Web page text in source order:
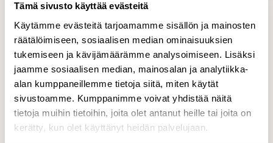
Tämä sivusto käyttää evästeitä
Käytämme evästeitä tarjoamamme sisällön ja mainosten
räätälöimiseen, sosiaalisen median ominaisuuksien
tukemiseen ja kävijämäärämme analysoimiseen. Lisäksi
jaamme sosiaalisen median, mainosalan ja analytiikka-
alan kumppaneillemme tietoja siitä, miten käytät
sivustoamme. Kumppanimme voivat yhdistää näitä
tietoja muihin tietoihin, joita olet antanut heille tai joita on
kerätty, kun olet käyttänyt heidän palvelujaan.
Koski ja pakkanen
yhteistyössä!
Kituskoski elää omaa talveaan,nyt ei
jäänmuodostumat ole niin suuria kuin joskus
talvella,johtuen kai kun ei ole olut niin pitkiä
pakkasjaksoja !